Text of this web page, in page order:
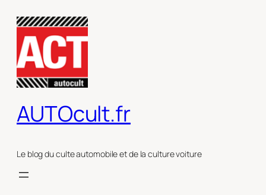
contenu
AUTOcult.fr
Le blog du culte automobile et de la culture voiture